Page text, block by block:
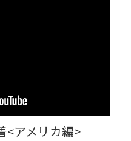
<アメリカ編>